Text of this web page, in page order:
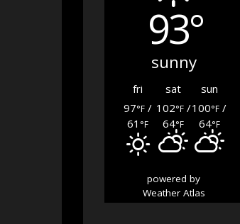
93°
sunny
fri sat
sun
97°F /
61 °F
102°F/
64°F
100°F /
64°F
powered by
Weather Atlas